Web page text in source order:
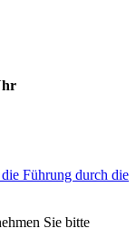
Führung durch die
Sie bitte